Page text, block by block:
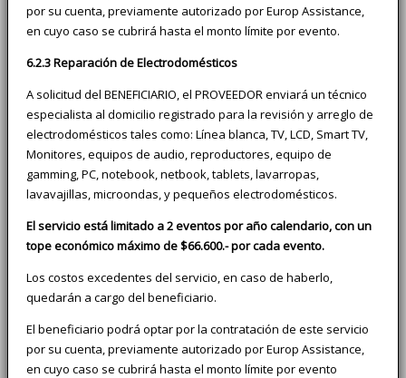
por su cuenta, previamente autorizado por Europ Assistance,
en cuyo caso se cubrirá hasta el monto límite por evento.
6.2.3 Reparación de Electrodomésticos
A solicitud del BENEFICIARIO, el PROVEEDOR enviará un técnico
especialista al domicilio registrado para la revisión y arreglo de
electrodomésticos tales como: Línea blanca, TV, LCD, Smart TV,
Monitores, equipos de audio, reproductores, equipo de
gamming, PC, notebook, netbook, tablets, lavarropas,
lavavajillas, microondas, y pequeños electrodomésticos.
El servicio está limitado a 2 eventos por año calendario, con un
tope económico máximo de $66.600.- por cada evento.
Los costos excedentes del servicio, en caso de haberlo,
quedarán a cargo del beneficiario.
El beneficiario podrá optar por la contratación de este servicio
por su cuenta, previamente autorizado por Europ Assistance,
en cuyo caso se cubrirá hasta el monto límite por evento